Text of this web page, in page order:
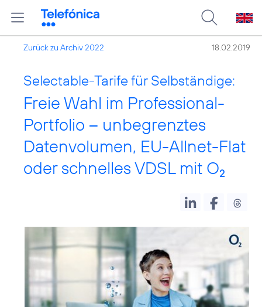
Zurück zu Archiv 2022 18.02.2019
Selectable-Tarife für Selbständige:
Freie Wahl im Professional-
Portfolio – unbegrenztes
Datenvolumen, EU-Allnet-Flat
oder schnelles VDSL mit O2